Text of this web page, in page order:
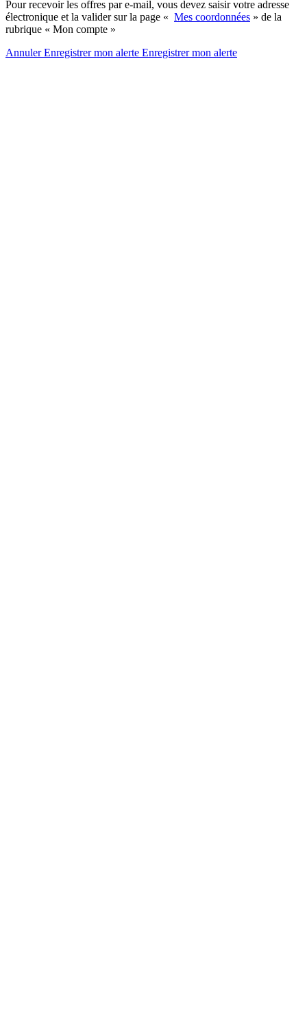
Pour recevoir les offres par e-mail, vous devez saisir votre adresse
électronique et la valider sur la page « Mes coordonnées » de la
rubrique « Mon compte »
AnnulerEnregistrer mon alerte Enregistrermon alerte